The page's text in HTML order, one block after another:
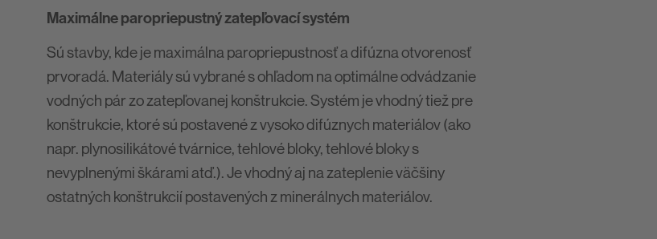
Maximálne paropriepustný zatepľovací systém
Sú stavby, kde je maximálna paropriepustnosť a difúzna otvorenosť
prvoradá. Materiály sú vybrané s ohľadom na optimálne odvádzanie
vodných pár zo zatepľovanej konštrukcie. Systém je vhodný tiež pre
konštrukcie, ktoré sú postavené z vysoko difúznych materiálov (ako
napr. plynosilikátové tvárnice, tehlové bloky, tehlové bloky s
nevyplnenými škárami atď.). Je vhodný aj na zateplenie väčšiny
ostatných konštrukcií postavených z minerálnych materiálov.